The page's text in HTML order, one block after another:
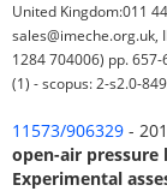
United Kingdom:011
sales@imeche.org.uk,
1284 704006) pp.
(1) - scopus: 2-s2.0-
11573/906329 -
open-air pressure
Experimental